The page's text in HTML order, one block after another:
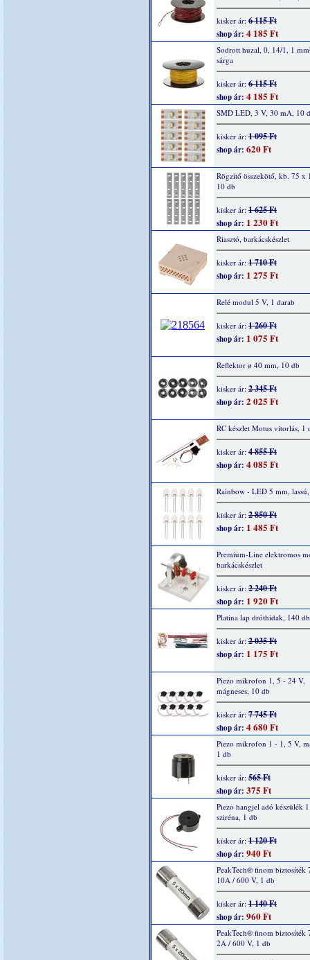
kisker ár: 6 115 Ft
shop ár: 4 185 Ft
Sodrott huzal, 0, 14/1, 1
sárga
kisker ár: 6 115 Ft
shop ár: 4 185 Ft
SMD LED, 3 V, 30 mA, 10
kisker ár: 1 095 Ft
shop ár: 620 Ft
Rögzítő összekötő, kb. 75 x
10 db
kisker ár: 1 625 Ft
shop ár: 1 230 Ft
Riasztó, barkácskészlet
kisker ár: 1 710 Ft
shop ár: 1 275 Ft
Relé modul 5 V, 1 darab
kisker ár: 1 260 Ft
shop ár: 1 075 Ft
Reflektor ø 40 mm, 10 db
kisker ár: 2 345 Ft
shop ár: 2 025 Ft
RC készlet Motus vitorlás, 1
kisker ár: 4 855 Ft
shop ár: 4 085 Ft
Rainbow - LED 5 mm,
kisker ár: 2 850 Ft
shop ár: 1 485 Ft
Premium-Line elektromos
barkácskészlet
kisker ár: 2 240 Ft
shop ár: 1 920 Ft
Platina lap dróthidak, 140
kisker ár: 2 035 Ft
shop ár: 1 175 Ft
Piezo mikrofon 1, 5 - 24 V,
mágneses, 10 db
kisker ár: 7 745 Ft
shop ár: 4 680 Ft
Piezo mikrofon 1 - 1, 5 V,
1 db
kisker ár: 565 Ft
shop ár: 375 Ft
Piezo hangjel adó készülék
sziréna, 1 db
kisker ár: 1 120 Ft
shop ár: 940 Ft
PeakTech® finom biztosíték
10A / 600 V, 1 db
kisker ár: 1 140 Ft
shop ár: 960 Ft
PeakTech® finom biztosíték
2A / 600 V, 1 db